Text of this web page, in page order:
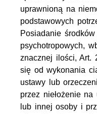
uprawnioną na
podstawowych
Posiadanie
psychotropowych,
znacznej ilości, Art.
się od wykonania
ustawy lub
przez niełożenie
lub innej osoby i